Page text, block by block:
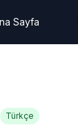
Sayfa
Türkçe